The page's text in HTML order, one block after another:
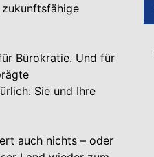
Bürokratie. Und für
Sie und Ihre
auch nichts – oder